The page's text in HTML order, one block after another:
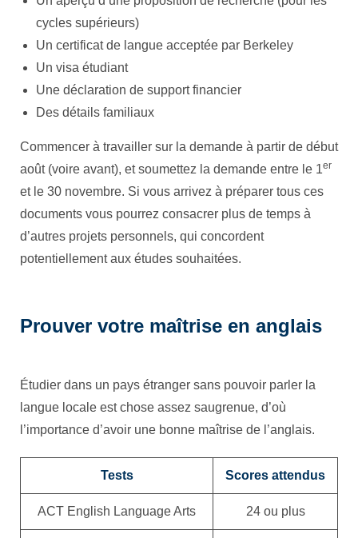
cycles supérieurs)
Un certificat de langue acceptée par Berkeley
Un visa étudiant
Une déclaration de support financier
Des détails familiaux
Commencer à travailler sur la demande à partir de début
août (voire avant), et soumettez la demande entre le 1er
et le 30 novembre. Si vous arrivez à préparer tous ces
documents vous pourrez consacrer plus de temps à
d’autres projets personnels, qui concordent
potentiellement aux études souhaitées.
Prouver votre maîtrise en anglais
Étudier dans un pays étranger sans pouvoir parler la
langue locale est chose assez saugrenue, d’où
l’importance d’avoir une bonne maîtrise de l’anglais.
Tests Scores attendus
ACT English Language Arts 24 ou plus